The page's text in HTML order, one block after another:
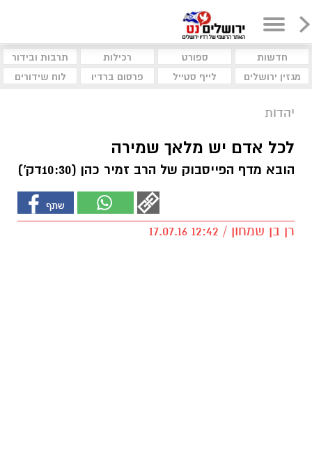
חדשות ספורט רכילות
תרבות ובידור
מגזין ירושלים
לייף סטייל פרסום ברדיו לוח שידורים
יהדות
לכל אדם יש מלאך שמירה
הובא מדף הפייסבוק של הרב זמיר כהן (10:30דק')
רן בן שמחון / 12:42 17.07.16